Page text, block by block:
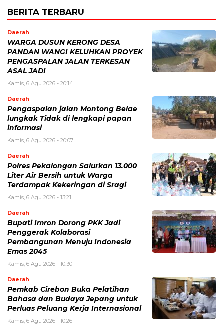
BERITA TERBARU
Daerah
WARGA DUSUN KERONG DESA
PANDAN WANGI KELUHKAN PROYEK
PENGASPALAN JALAN TERKESAN
ASAL JADI
Kamis, 6 Agu 2026 - 20:14
Daerah
Pengaspalan jalan Montong Belae
lungkak Tidak di lengkapi papan
informasi
Kamis, 6 Agu 2026 - 20:07
Daerah
Polres Pekalongan Salurkan 13.000
Liter Air Bersih untuk Warga
Terdampak Kekeringan di Sragi
Kamis, 6 Agu 2026 - 13:21
Daerah
Bupati Imron Dorong PKK Jadi
Penggerak Kolaborasi
Pembangunan Menuju Indonesia
Emas 2045
Kamis, 6 Agu 2026 - 10:30
Daerah
Pemkab Cirebon Buka Pelatihan
Bahasa dan Budaya Jepang untuk
Perluas Peluang Kerja Internasional
Kamis, 6 Agu 2026 - 10:26